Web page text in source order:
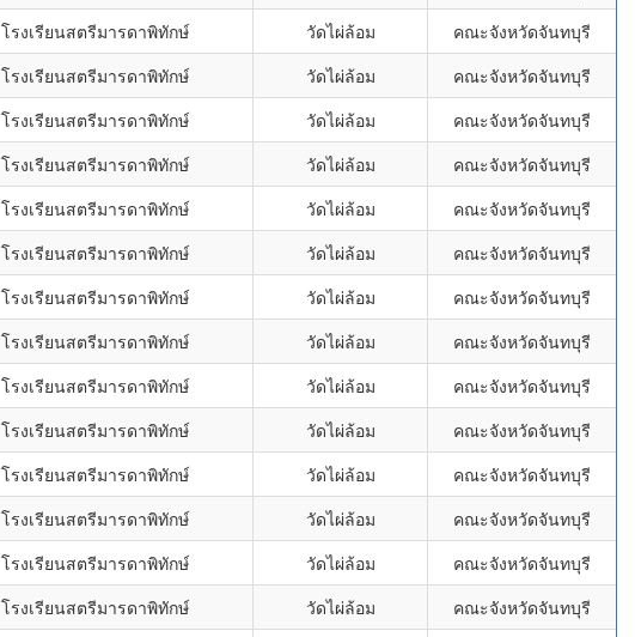
โรงเรียนสตรีมารดาพิทักษ์ วัดไผ่ล้อม
คณะจังหวัดจันทบุรี
โรงเรียนสตรีมารดาพิทักษ์ วัดไผ่ล้อม
คณะจังหวัดจันทบุรี
โรงเรียนสตรีมารดาพิทักษ์ วัดไผ่ล้อม
คณะจังหวัดจันทบุรี
โรงเรียนสตรีมารดาพิทักษ์ วัดไผ่ล้อม
คณะจังหวัดจันทบุรี
โรงเรียนสตรีมารดาพิทักษ์ วัดไผ่ล้อม
คณะจังหวัดจันทบุรี
โรงเรียนสตรีมารดาพิทักษ์ วัดไผ่ล้อม
คณะจังหวัดจันทบุรี
โรงเรียนสตรีมารดาพิทักษ์ วัดไผ่ล้อม
คณะจังหวัดจันทบุรี
โรงเรียนสตรีมารดาพิทักษ์ วัดไผ่ล้อม
คณะจังหวัดจันทบุรี
โรงเรียนสตรีมารดาพิทักษ์ วัดไผ่ล้อม
คณะจังหวัดจันทบุรี
โรงเรียนสตรีมารดาพิทักษ์ วัดไผ่ล้อม
คณะจังหวัดจันทบุรี
โรงเรียนสตรีมารดาพิทักษ์ วัดไผ่ล้อม
คณะจังหวัดจันทบุรี
โรงเรียนสตรีมารดาพิทักษ์ วัดไผ่ล้อม
คณะจังหวัดจันทบุรี
โรงเรียนสตรีมารดาพิทักษ์ วัดไผ่ล้อม
คณะจังหวัดจันทบุรี
โรงเรียนสตรีมารดาพิทักษ์ วัดไผ่ล้อม
คณะจังหวัดจันทบุรี